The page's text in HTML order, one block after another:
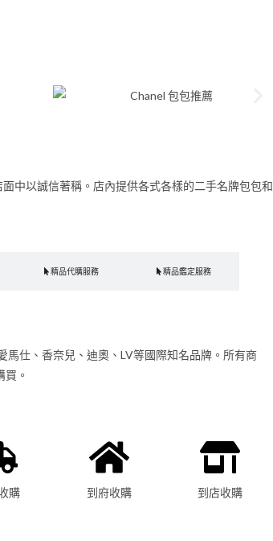
中以誠信著稱。店內提供各式各樣的二手名牌包包和
精品代購服務 精品鑑定服務
馬仕、香奈兒、迪奧、LV等國際知名品牌。所有商
。
購 到府收購 到店收購